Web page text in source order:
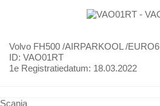
Volvo FH500 /AIRPARKOOL /EURO6
ID: VAO01RT
1e Registratiedatum: 18.03.2022
Scania